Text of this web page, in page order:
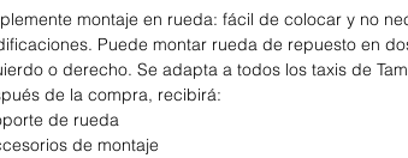
montaje en rueda: fácil de colocar y no
Puede montar rueda de repuesto en
o derecho. Se adapta a todos los taxis de
de la compra, recibirá:
de rueda
de montaje